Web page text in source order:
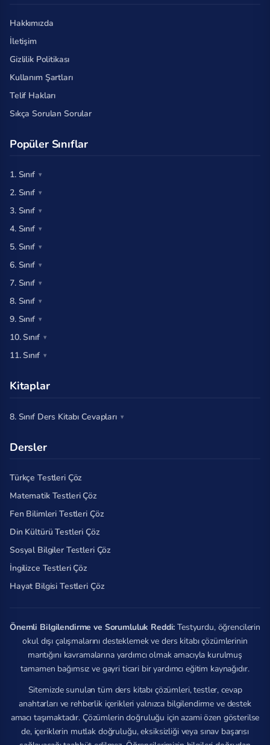
Hakkımızda
İletişim
Gizlilik Politikası
Kullanım Şartları
Telif Hakları
Sıkça Sorulan Sorular
Popüler Sınıflar
1. Sınıf
2. Sınıf
3. Sınıf
4. Sınıf
5. Sınıf
6. Sınıf
7. Sınıf
8. Sınıf
9. Sınıf
10. Sınıf
11. Sınıf
Kitaplar
8. Sınıf Ders Kitabı Cevapları
Dersler
Türkçe Testleri Çöz
Matematik Testleri Çöz
Fen Bilimleri Testleri Çöz
Din Kültürü Testleri Çöz
Sosyal Bilgiler Testleri Çöz
İngilizce Testleri Çöz
Hayat Bilgisi Testleri Çöz
Önemli Bilgilendirme ve Sorumluluk Reddi: Testyurdu, öğrencilerin
okul dışı çalışmalarını desteklemek ve ders kitabı çözümlerinin
mantığını kavramalarına yardımcı olmak amacıyla kurulmuş
tamamen bağımsız ve gayri ticari bir yardımcı eğitim kaynağıdır.
Sitemizde sunulan tüm ders kitabı çözümleri, testler, cevap
anahtarları ve rehberlik içerikleri yalnızca bilgilendirme ve destek
amacı taşımaktadır. Çözümlerin doğruluğu için azami özen gösterilse
de, içeriklerin mutlak doğruluğu, eksiksizliği veya sınav başarısı